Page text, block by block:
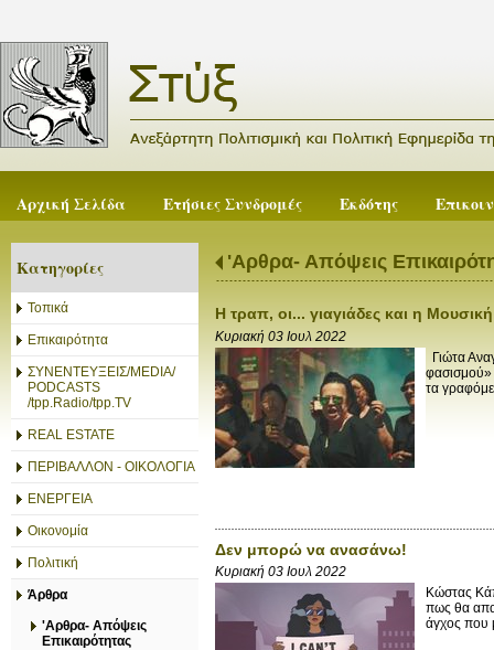
Αρχική Σελίδα Ετήσιες Συνδρομές Εκδότης
Κατηγορίες
Τοπικά
Επικαιρότητα
ΣΥΝΕΝΤΕΥΞΕΙΣ/MEDIA/
PODCASTS
/tpp.Radio/tpp.TV
REAL ESTATE
ΠΕΡΙΒΑΛΛΟΝ - ΟΙΚΟΛΟΓΙΑ
ΕΝΕΡΓΕΙΑ
Οικονομία
Πολιτική
Άρθρα
'Αρθρα- Απόψεις
Επικαιρότητας
'Αρθρα- Απόψεις
Η τραπ, οι... γιαγιάδες και η Μουσική
Κυριακή 03 Ιουλ 2022
Γιώτα
φασισμού»
τα
Δεν μπορώ να ανασάνω!
Κυριακή 03 Ιουλ 2022
Κώστας
πως θα
άγχος που